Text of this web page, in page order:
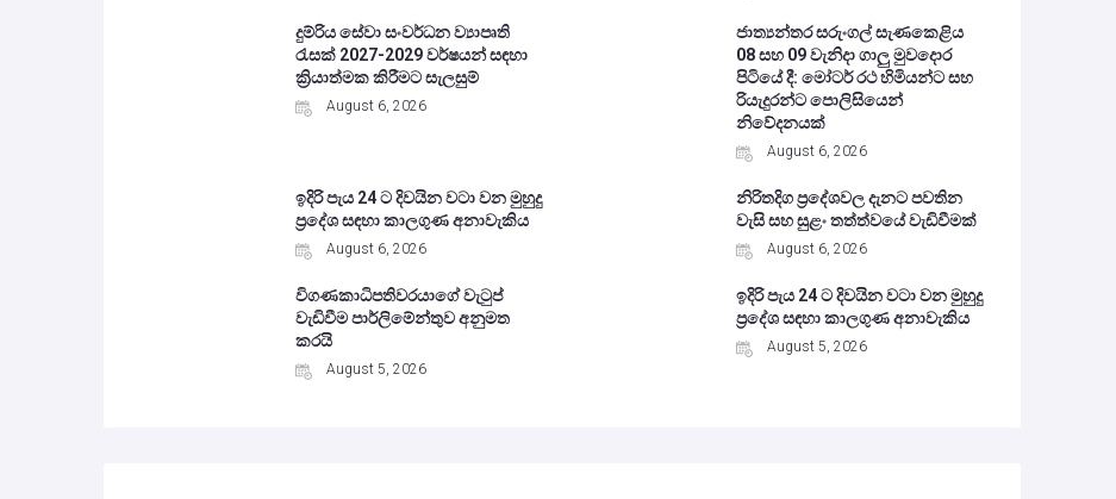
දුම්රිය සේවා සංවර්ධන ව්‍යාපෘති
රැසක් 2027-2029 වර්ෂයන් සඳහා
ක්‍රියාත්මක කිරීමට සැලසුම්
August 6, 2026
ජාත්‍යන්තර සරුංගල් සැණකෙළිය
08 සහ 09 වැනිදා ගාලු මුවදොර
පිටියේ දී: මෝටර් රථ හිමියන්ට සහ
රියැදුරන්ට පොලිසියෙන්
නිවේදනයක්
August 6, 2026
ඉදිරි පැය 24 ට දිවයින වටා වන මුහුදු
ප්‍රදේශ සඳහා කාලගුණ අනාවැකිය
August 6, 2026
නිරිතදිග ප්‍රදේශවල දැනට පවතින
වැසි සහ සුළං තත්ත්වයේ වැඩිවීමක්
August 6, 2026
විගණකාධිපතිවරයාගේ වැටුප්
වැඩිවීම පාර්ලිමේන්තුව අනුමත
කරයි
August 5, 2026
ඉදිරි පැය 24 ට දිවයින වටා වන මුහුදු
ප්‍රදේශ සඳහා කාලගුණ අනාවැකිය
August 5, 2026